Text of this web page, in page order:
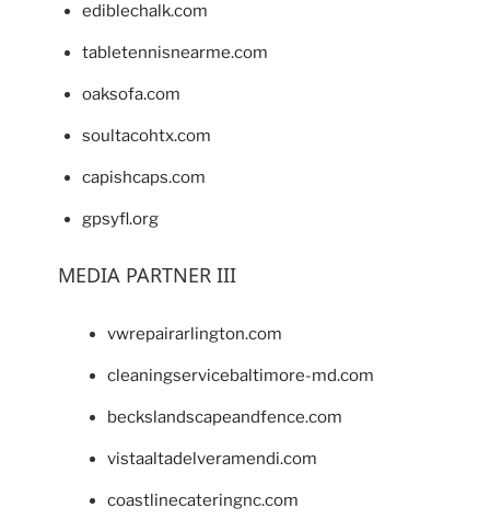
ediblechalk.com
tabletennisnearme.com
oaksofa.com
soultacohtx.com
capishcaps.com
gpsyfl.org
MEDIA PARTNER III
vwrepairarlington.com
cleaningservicebaltimore-md.com
beckslandscapeandfence.com
vistaaltadelveramendi.com
coastlinecateringnc.com